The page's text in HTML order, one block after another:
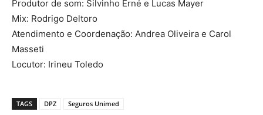
Produtor de som: Silvinho Erné e Lucas Mayer
Mix: Rodrigo Deltoro
Atendimento e Coordenação: Andrea Oliveira e Carol
Masseti
Locutor: Irineu Toledo
TAGS DPZ Seguros Unimed